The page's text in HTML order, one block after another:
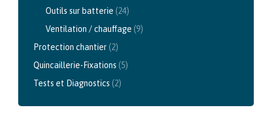
Outils sur batterie (24)
Ventilation / chauffage (9)
Protection chantier(2)
Quincaillerie-Fixations (5)
Tests et Diagnostics (2)